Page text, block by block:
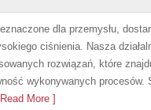
dla przemysłu,
ciśnienia. Nasza
rozwiązań, które
wykonywanych procesów.
More ]